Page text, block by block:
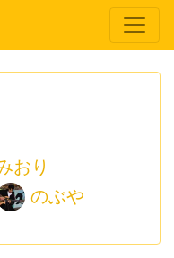
おり
のぶや